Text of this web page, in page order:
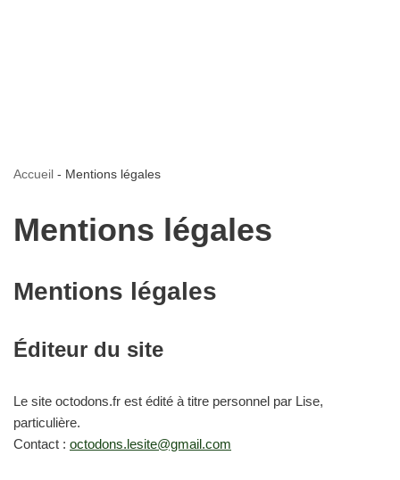
Accueil - Mentions légales
Mentions légales
Mentions légales
Éditeur du site
Le site octodons.fr est édité à titre personnel par Lise,
particulière.
Contact : octodons.lesite@gmail.com